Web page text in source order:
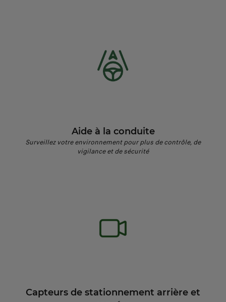
Aide à la conduite
Surveillez votre environnement pour plus de contrôle, de
vigilance et de sécurité
Capteurs de stationnement arrière et